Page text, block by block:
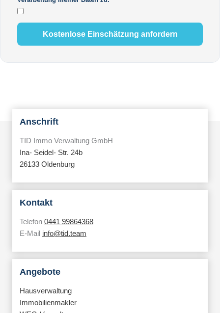
Kostenlose Einschätzung anfordern
Anschrift
TID Immo Verwaltung GmbH
Ina- Seidel- Str. 24b
26133 Oldenburg
Kontakt
Telefon 0441 99864368
E-Mail info@tid.team
Angebote
Hausverwaltung
Immobilienmakler